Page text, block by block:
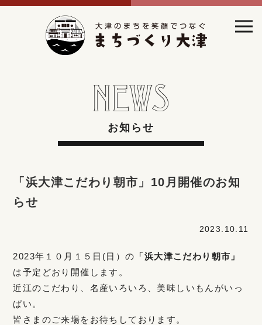
お知らせ
「浜大津こだわり朝市」10月開催のお知
らせ
2023.10.11
2023年１０月１５日(日）の 「浜大津こだわり朝市」
は予定どおり開催します。
近江のこだわり、名産いろいろ、美味しいもんがいっ
ぱい。
皆さまのご来場をお待ちしております。